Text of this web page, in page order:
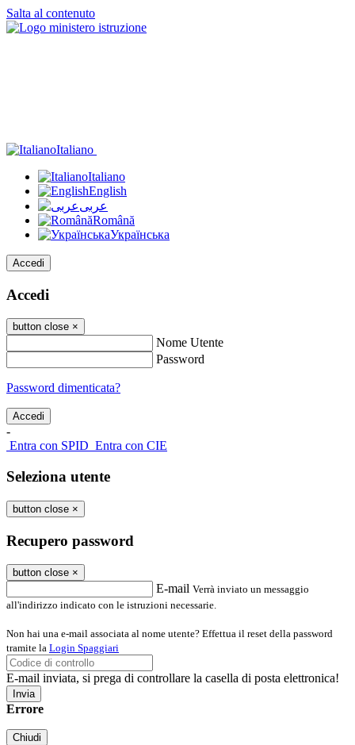
Salta al contenuto
Italiano
Italiano
English
عربى
Română
Українська
Accedi
Accedi
button close ×
Nome Utente
Password
Password dimenticata?
-
Entra con SPID Entra con CIE
Seleziona utente
button close ×
Recupero password
button close ×
E-mail Verrà inviato un messaggio
all'indirizzo indicato con le istruzioni necessarie.
Non hai una e-mail associata al nome utente? Effettua il reset della password
tramite la Login Spaggiari
E-mail inviata, si prega di controllare la casella di posta elettronica!
Errore
Chiudi